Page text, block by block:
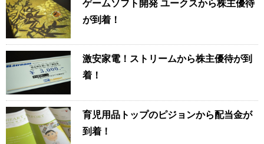
ゲームソフト開発 ユークスから株主優待
が到着！
激安家電！ストリームから株主優待が到
着！
育児用品トップのピジョンから配当金が
到着！